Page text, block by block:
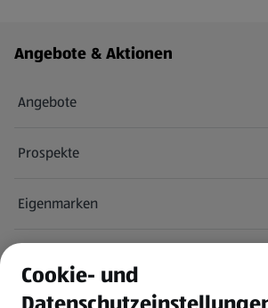
Fußzeilenmenü - weitere Links
Angebote & Aktionen
Angebote
Prospekte
Eigenmarken
Cookie- und